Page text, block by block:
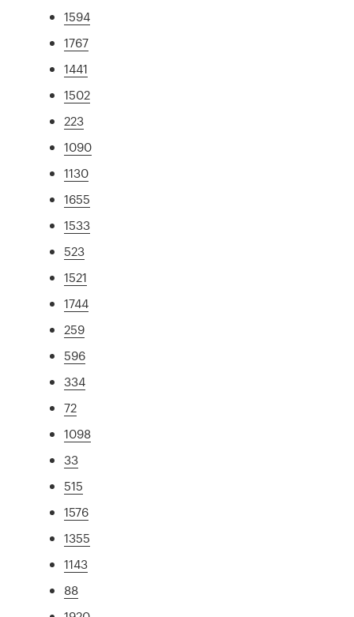
1594
1767
1441
1502
223
1090
1130
1655
1533
523
1521
1744
259
596
334
72
1098
33
515
1576
1355
1143
88